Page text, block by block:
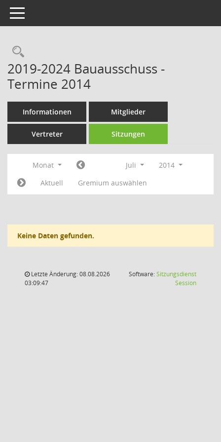
Toggle navigation
Rechercheauswahl
2019-2024 Bauausschuss -
Termine 2014
Informationen Mitglieder
Vertreter Sitzungen
Monat Juli
2014
Aktuell
Gremium auswählen
Keine Daten gefunden.
Letzte Änderung: 08.08.2026
03:09:47
Software:Sitzungsdienst
Session(Wird in